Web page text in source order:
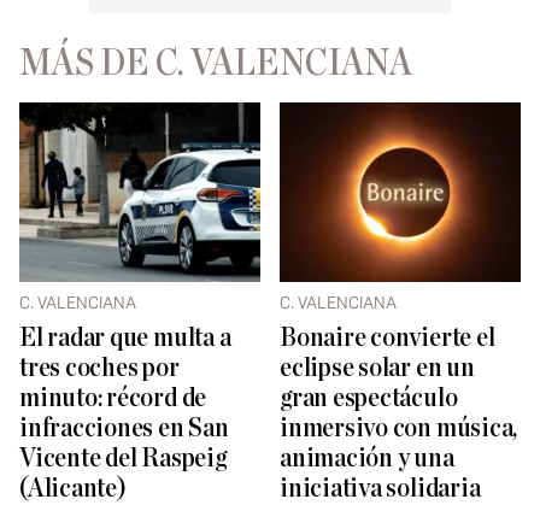
MÁS DE C. VALENCIANA
C. VALENCIANA
El radar que multa a
tres coches por
minuto: récord de
infracciones en San
Vicente del Raspeig
(Alicante)
C. VALENCIANA
Bonaire convierte el
eclipse solar en un
gran espectáculo
inmersivo con música,
animación y una
iniciativa solidaria